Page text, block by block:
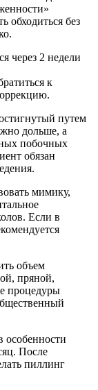
обходиться без
через 2 недели
к
путем
дольше, а
побочных
обязан
мимику,
Если в
объем
пряной,
процедуры
особенности
После
пиллинг